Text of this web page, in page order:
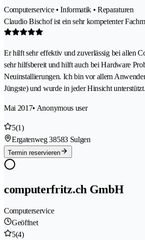
Computerservice • Informatik • Reparaturen
Claudio Bischof ist ein sehr kompetenter
Er hilft sehr effektiv und zuverlässig bei allen
sehr hilfsbereit und hilft auch bei Hardware
Neuinstallierungen. Ich bin vor allem
Jüngste) und wurde in jeder Hinsicht unterstützt.
Mai 2017• Anonymous user
5(1)
Ergatenweg 38583 Sulgen
Termin reservieren
computerfritz.ch GmbH
Computerservice
Geöffnet
5(4)